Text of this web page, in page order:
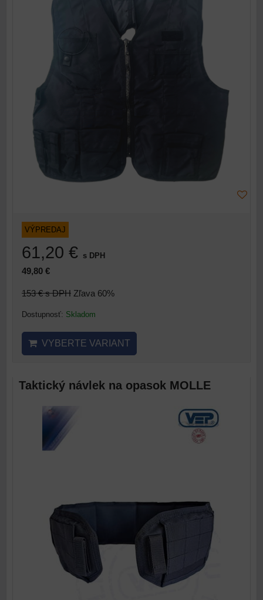
VÝPREDAJ
61,20 € s DPH
49,80 €
153 €s DPH Zľava 60%
Dostupnosť: Skladom
VYBERTE VARIANT
Taktický návlek na opasok MOLLE